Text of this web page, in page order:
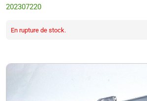
202307220
En rupture de stock.